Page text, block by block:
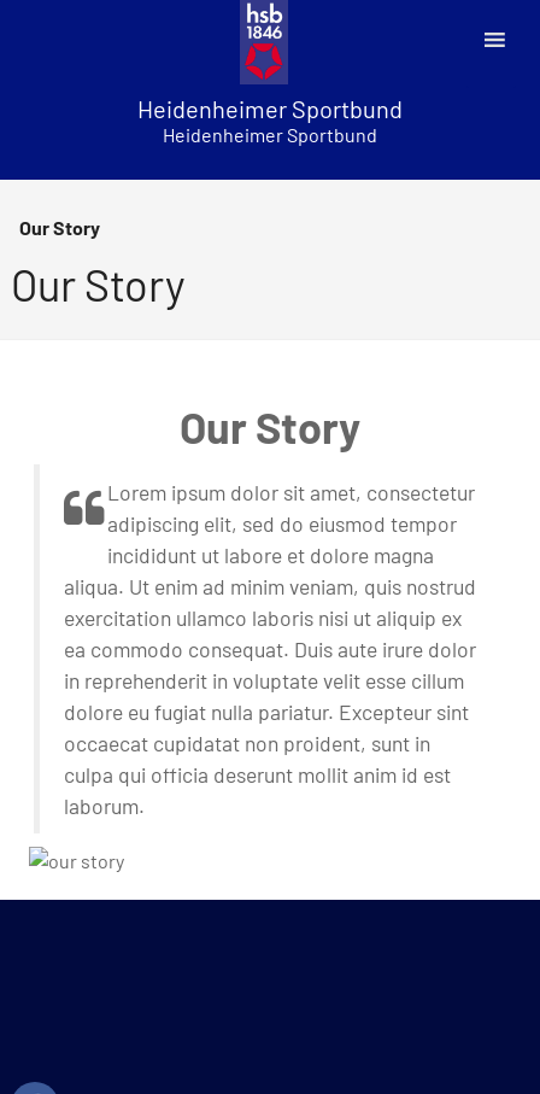
Heidenheimer Sportbund
Heidenheimer Sportbund
Our Story
Our Story
Our Story
Lorem ipsum dolor sit amet, consectetur
adipiscing elit, sed do eiusmod tempor
incididunt ut labore et dolore magna
aliqua. Ut enim ad minim veniam, quis nostrud
exercitation ullamco laboris nisi ut aliquip ex
ea commodo consequat. Duis aute irure dolor
in reprehenderit in voluptate velit esse cillum
dolore eu fugiat nulla pariatur. Excepteur sint
occaecat cupidatat non proident, sunt in
culpa qui officia deserunt mollit anim id est
laborum.